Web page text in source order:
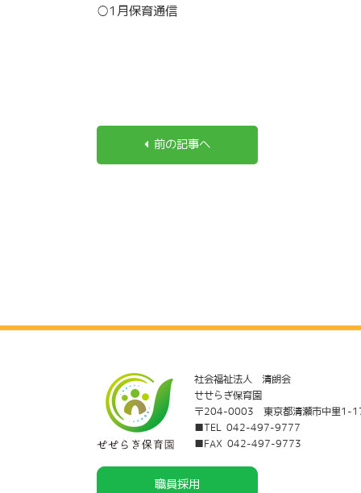
○1月保育通信
前の記事へ
社会福祉法人 清朗会
せせらぎ保育園
〒204-0003 東京都清瀬市中里1-
■TEL 042-497-9777
■FAX 042-497-9773
職員採用